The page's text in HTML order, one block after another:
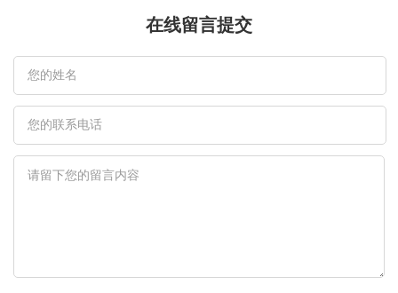
在线留言提交